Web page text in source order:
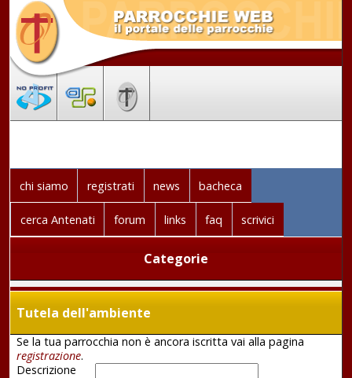
chi siamo registrati news bacheca
cerca Antenati forum links faq scrivici
Categorie
Tutela dell'ambiente
Se la tua parrocchia non è ancora iscritta vai alla pagina
registrazione.
Descrizione